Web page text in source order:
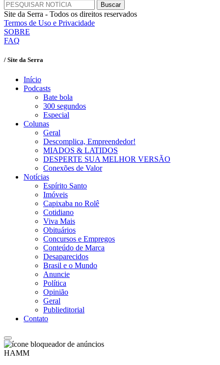
Site da Serra - Todos os direitos reservados
Termos de Uso e Privacidade
SOBRE
FAQ
/ Site da Serra
Início
Podcasts
Bate bola
300 segundos
Especial
Colunas
Geral
Descomplica, Empreendedor!
MIADOS & LATIDOS
DESPERTE SUA MELHOR VERSÃO
Conexões de Valor
Notícias
Espírito Santo
Imóveis
Capixaba no Rolê
Cotidiano
Viva Mais
Obituários
Concursos e Empregos
Conteúdo de Marca
Desaparecidos
Brasil e o Mundo
Anuncie
Política
Opinião
Geral
Publieditorial
Contato
HAMM